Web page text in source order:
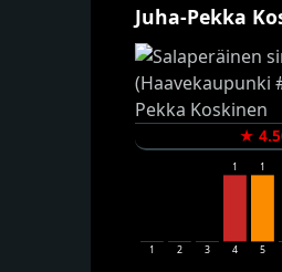
Juha-Pekka
★
1 2 3
1
4
1
5